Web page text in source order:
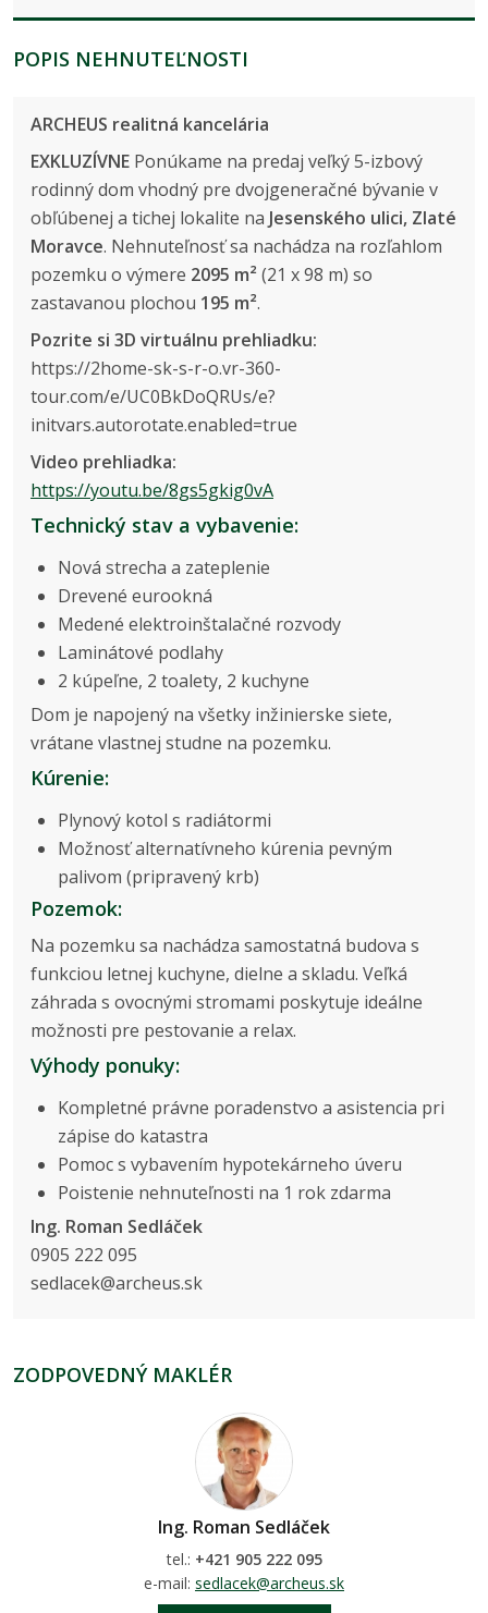
POPIS NEHNUTEĽNOSTI
ARCHEUS realitná kancelária
EXKLUZÍVNE Ponúkame na predaj veľký 5-izbový
rodinný dom vhodný pre dvojgeneračné bývanie v
obľúbenej a tichej lokalite na Jesenského ulici, Zlaté
Moravce. Nehnuteľnosť sa nachádza na rozľahlom
pozemku o výmere 2095 m²(21 x 98 m) so
zastavanou plochou 195 m².
Pozrite si 3D virtuálnu prehliadku:
https://2home-sk-s-r-o.vr-360-
tour.com/e/UC0BkDoQRUs/e?
initvars.autorotate.enabled=true
Video prehliadka:
https://youtu.be/8gs5gkig0vA
Technický stav a vybavenie:
Nová strecha a zateplenie
Drevené eurookná
Medené elektroinštalačné rozvody
Laminátové podlahy
2 kúpeľne, 2 toalety, 2 kuchyne
Dom je napojený na všetky inžinierske siete,
vrátane vlastnej studne na pozemku.
Kúrenie:
Plynový kotol s radiátormi
Možnosť alternatívneho kúrenia pevným
palivom (pripravený krb)
Pozemok:
Na pozemku sa nachádza samostatná budova s
funkciou letnej kuchyne, dielne a skladu. Veľká
záhrada s ovocnými stromami poskytuje ideálne
možnosti pre pestovanie a relax.
Výhody ponuky:
Kompletné právne poradenstvo a asistencia pri
zápise do katastra
Pomoc s vybavením hypotekárneho úveru
Poistenie nehnuteľnosti na 1 rok zdarma
Ing. Roman Sedláček
0905 222 095
sedlacek@archeus.sk
ZODPOVEDNÝ MAKLÉR
Ing. Roman Sedláček
tel.: +421 905 222 095
e-mail: sedlacek@archeus.sk